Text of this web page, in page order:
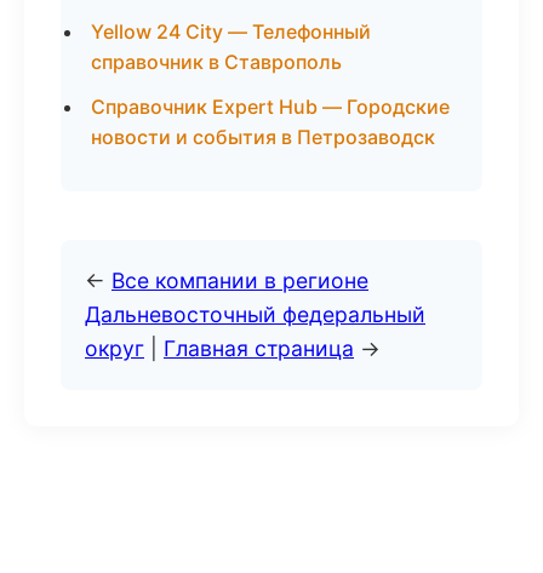
Yellow 24 City — Телефонный
справочник в Ставрополь
Справочник Expert Hub — Городские
новости и события в Петрозаводск
← Все компании в регионе
Дальневосточный федеральный
округ
Главная страница →